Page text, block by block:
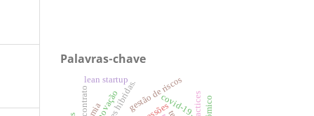
Palavras-chave
covid-19.
gestão de riscos
lean startup
contrato